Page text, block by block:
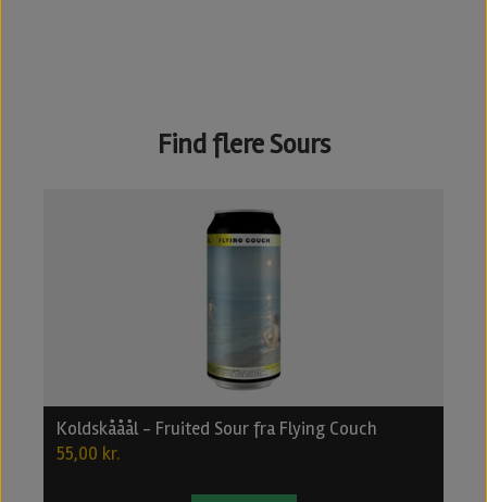
Find flere Sours
Koldskååål - Fruited Sour fra Flying Couch
55,00 kr.